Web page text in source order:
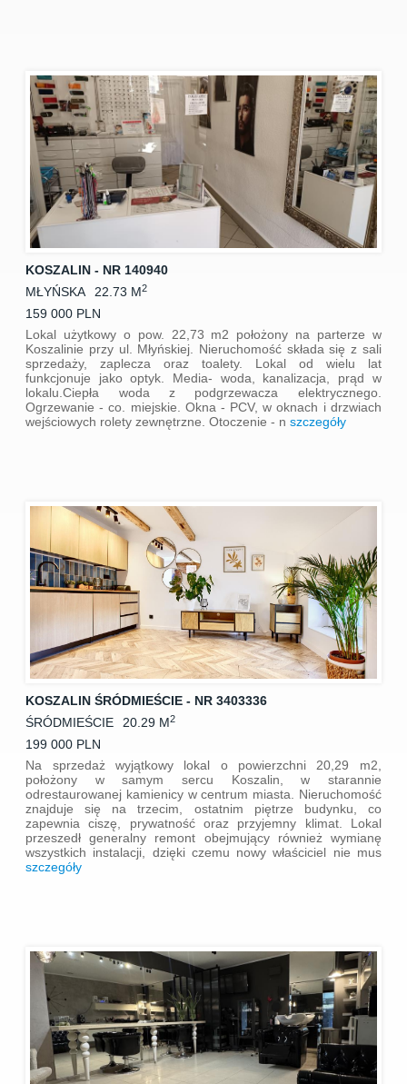
KOSZALIN - NR 140940
MŁYŃSKA
22.73 M2
159 000 PLN
Lokal użytkowy o pow. 22,73 m2 położony na parterze w
Koszalinie przy ul. Młyńskiej. Nieruchomość składa się z sali
sprzedaży, zaplecza oraz toalety. Lokal od wielu lat
funkcjonuje jako optyk. Media- woda, kanalizacja, prąd w
lokalu.Ciepła woda z podgrzewacza elektrycznego.
Ogrzewanie - co. miejskie. Okna - PCV, w oknach i drzwiach
wejściowych rolety zewnętrzne. Otoczenie - nszczegóły
KOSZALIN ŚRÓDMIEŚCIE - NR 3403336
ŚRÓDMIEŚCIE
20.29 M2
199 000 PLN
Na sprzedaż wyjątkowy lokal o powierzchni 20,29 m2,
położony w samym sercu Koszalin, w starannie
odrestaurowanej kamienicy w centrum miasta. Nieruchomość
znajduje się na trzecim, ostatnim piętrze budynku, co
zapewnia ciszę, prywatność oraz przyjemny klimat. Lokal
przeszedł generalny remont obejmujący również wymianę
wszystkich instalacji, dzięki czemu nowy właściciel nie mus
szczegóły